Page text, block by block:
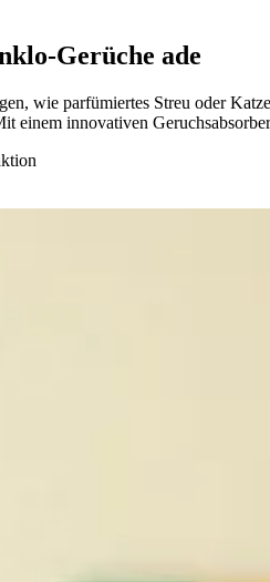
Gerüche ade
wie parfümiertes Streu oder
einem innovativen